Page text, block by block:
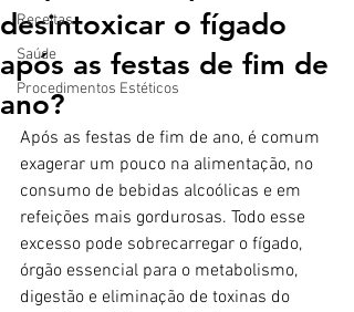
Receitas
Saúde
Procedimentos Estéticos
desintoxicar o fígado
após as festas de fim de
ano?
Após as festas de fim de ano, é comum
exagerar um pouco na alimentação, no
consumo de bebidas alcoólicas e em
refeições mais gordurosas. Todo esse
excesso pode sobrecarregar o fígado,
órgão essencial para o metabolismo,
digestão e eliminação de toxinas do